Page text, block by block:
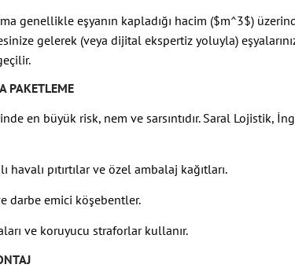
genellikle eşyanın kapladığı hacim ($m^3$)
gelerek (veya dijital ekspertiz yoluyla)
PAKETLEME
en büyük risk, nem ve sarsıntıdır. Saral Lojistik,
havalı pıtırtılar ve özel ambalaj kağıtları.
darbe emici köşebentler.
ve koruyucu straforlar kullanır.